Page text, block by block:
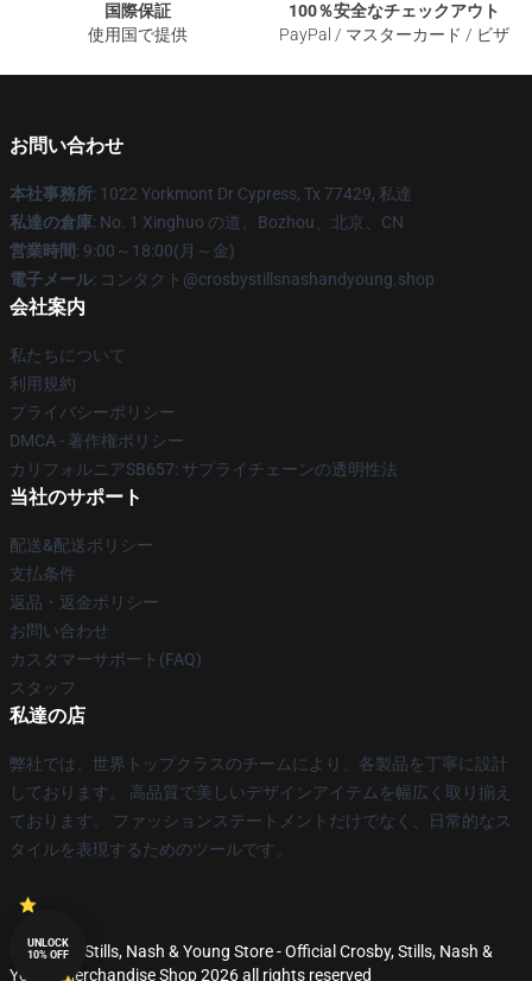
国際保証
使用国で提供
100％安全なチェックアウト
PayPal / マスターカード / ビザ
お問い合わせ
本社事務所: 1022 Yorkmont Dr Cypress, Tx 77429, 私達
私達の倉庫: No. 1 Xinghuo の道、Bozhou、北京、CN
営業時間: 9:00～18:00(月～金)
電子メール: コンタクト@crosbystillsnashandyoung.shop
会社案内
私たちについて
利用規約
プライバシーポリシー
DMCA - 著作権ポリシー
カリフォルニアSB657: サプライチェーンの透明性法
当社のサポート
配送&配送ポリシー
支払条件
返品・返金ポリシー
お問い合わせ
カスタマーサポート(FAQ)
スタッフ
私達の店
弊社では、世界トップクラスのチームにより、各製品を丁寧に設計
しております。 高品質で美しいデザインアイテムを幅広く取り揃え
ております。 ファッションステートメントだけでなく、日常的なス
タイルを表現するためのツールです。
© Crosby, Stills, Nash & Young Store - Official Crosby, Stills, Nash &
Young Merchandise Shop 2026 all rights reserved
UNLOCK
10% OFF